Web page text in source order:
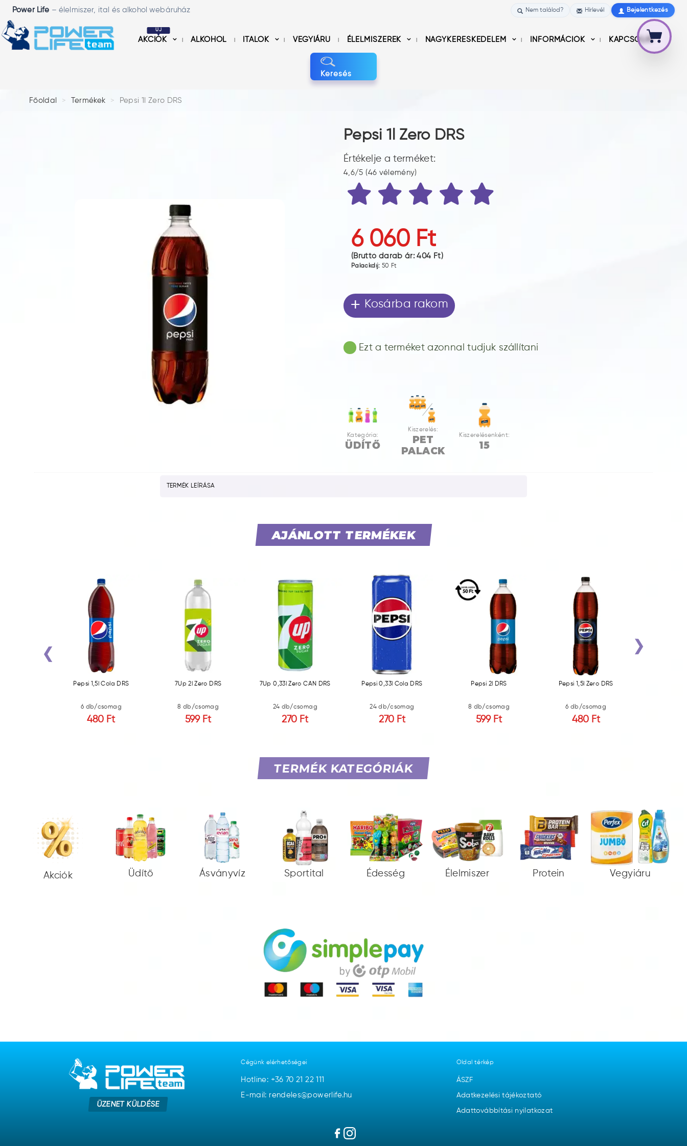
Power Life – élelmiszer, ital és alkohol webáruház Nem találod? Hírlevél Bejelentkezés
ÚJ
AKCIÓK ALKOHOL ITALOK VEGYIÁRU ÉLELMISZEREK NAGYKERESKEDELEM INFORMÁCIÓK KAPCSOLAT
Keresés
Főoldal Termékek Pepsi 1l Zero DRS
Pepsi 1l Zero DRS
Értékelje a terméket:
4,6/5 (46 vélemény)
6 060 Ft
(Bruttó darab ár:404 Ft)
Palackdíj: 50 Ft
+ Kosárba rakom
Ezt a terméket azonnal tudjuk szállítani
Kategória:
ÜDÍTŐ
Kiszerelés:
PET
PALACK
Kiszerelésenként:
15
TERMÉK LEÍRÁSA
AJÁNLOTT TERMÉKEK
Pepsi 1,5l Cola DRS
6 db/csomag
480 Ft
7Up 2l Zero DRS
8 db/csomag
599 Ft
7Up 0,33l Zero CAN DRS
24 db/csomag
270 Ft
Pepsi 0,33l Cola DRS
24 db/csomag
270 Ft
Pepsi 2l DRS
8 db/csomag
599 Ft
Pepsi 1,5l Zero DRS
6 db/csomag
480 Ft
‹ ›
TERMÉK KATEGÓRIÁK
Akciók Üdítő Ásványvíz Sportital Édesség Élelmiszer Protein Vegyiáru
ÜZENET KÜLDÉSE
Cégünk elérhetőségei
Hotline: +36 70 21 22 111
E-mail: rendeles@powerlife.hu
Oldal térkép
ÁSZF
Adatkezelési tájékoztató
Adattovábbítási nyilatkozat